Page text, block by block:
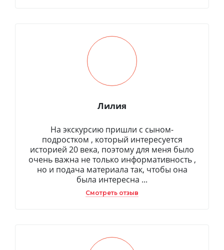
Лилия
На экскурсию пришли с сыном-
подростком , который интересуется
историей 20 века, поэтому для меня было
очень важна не только информативность ,
но и подача материала так, чтобы она
была интересна ...
Смотреть отзыв